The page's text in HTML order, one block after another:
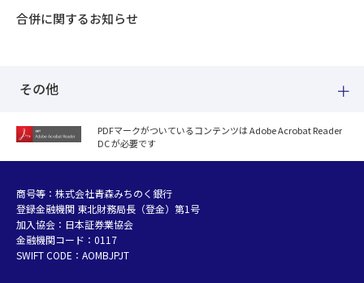
合併に関するお知らせ
その他
紛失した場合
個人データおよび法人情報に関するグループ共同利用について
マネー・ローンダリング等及び金融犯罪の防止について
販売勧誘方針
お客さまの資産形成支援に向けた業務運営方針
PDFマークがついているコンテンツは Adobe Acrobat Reader
DC が必要です
商号等：株式会社青森みちのく銀行
登録金融機関 東北財務局長（登金）第1号
加入協会：日本証券業協会
金融機関コード：0117
SWIFT CODE：AOMBJPJT